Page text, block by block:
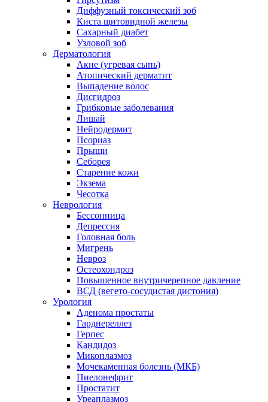
Диффузный токсический зоб
Киста щитовидной железы
Сахарный диабет
Узловой зоб
Дерматология
Акне (угревая сыпь)
Атопический дерматит
Выпадение волос
Дисгидроз
Грибковые заболевания
Лишай
Нейродермит
Псориаз
Прыщи
Себорея
Старение кожи
Экзема
Чесотка
Неврология
Бессонница
Депрессия
Головная боль
Мигрень
Невроз
Остеохондроз
Повышенное внутричерепное давление
ВСД (вегето-сосудистая дистония)
Урология
Аденома простаты
Гарднереллез
Герпес
Кандидоз
Микоплазмоз
Мочекаменная болезнь (МКБ)
Пиелонефрит
Простатит
Уреаплазмоз